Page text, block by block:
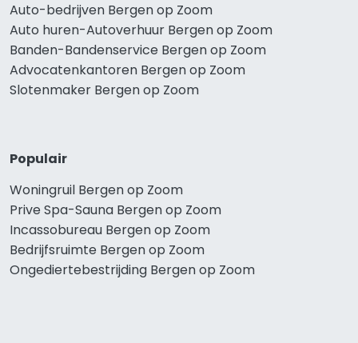
Auto-bedrijven Bergen op Zoom
Auto huren-Autoverhuur Bergen op Zoom
Banden-Bandenservice Bergen op Zoom
Advocatenkantoren Bergen op Zoom
Slotenmaker Bergen op Zoom
Populair
Woningruil Bergen op Zoom
Prive Spa-Sauna Bergen op Zoom
Incassobureau Bergen op Zoom
Bedrijfsruimte Bergen op Zoom
Ongediertebestrijding Bergen op Zoom